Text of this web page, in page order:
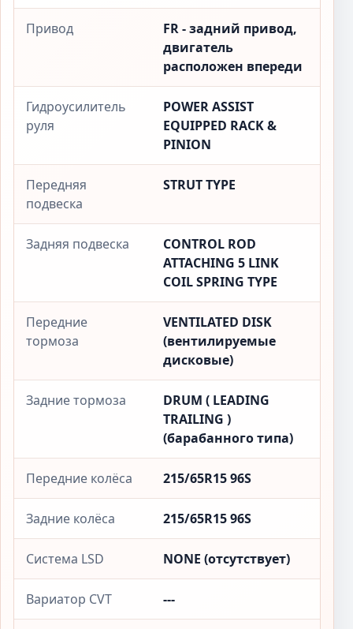
Привод
FR - задний привод,
двигатель
расположен впереди
Гидроусилитель
руля
POWER ASSIST
EQUIPPED RACK &
PINION
Передняя
подвеска
STRUT TYPE
Задняя подвеска
CONTROL ROD
ATTACHING 5 LINK
COIL SPRING TYPE
Передние
тормоза
VENTILATED DISK
(вентилируемые
дисковые)
Задние тормоза
DRUM ( LEADING
TRAILING )
(барабанного типа)
Передние колёса 215/65R15 96S
Задние колёса 215/65R15 96S
Система LSD NONE (отсутствует)
Вариатор CVT ---